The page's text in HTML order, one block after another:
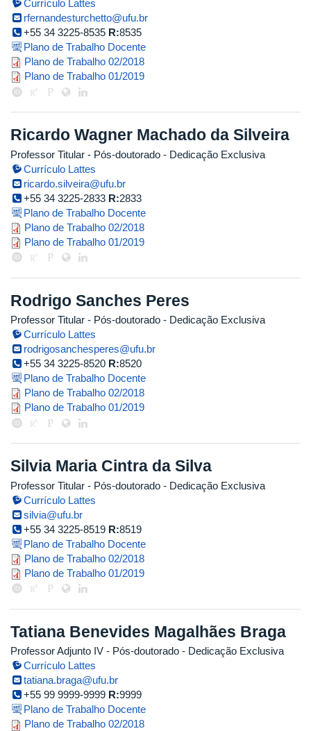
Currículo Lattes
rfernandesturchetto@ufu.br
+55 34 3225-8535 R:8535
Plano de Trabalho Docente
renata_ferrarez_2018_2.pdf
Plano de Trabalho 02/2018
renata_ferrarez_2019_1.pdf
Plano de Trabalho 01/2019
Ricardo Wagner Machado da Silveira
Professor Titular - Pós-doutorado - Dedicação Exclusiva
Currículo Lattes
ricardo.silveira@ufu.br
+55 34 3225-2833 R:2833
Plano de Trabalho Docente
ricardo_2018_2.pdf
Plano de Trabalho 02/2018
ricardo_2019_1.pdf
Plano de Trabalho 01/2019
Rodrigo Sanches Peres
Professor Titular - Pós-doutorado - Dedicação Exclusiva
Currículo Lattes
rodrigosanchesperes@ufu.br
+55 34 3225-8520 R:8520
Plano de Trabalho Docente
rodrigo_2018_2.pdf
Plano de Trabalho 02/2018
rodrigo_2019_1.pdf
Plano de Trabalho 01/2019
Silvia Maria Cintra da Silva
Professor Titular - Pós-doutorado - Dedicação Exclusiva
Currículo Lattes
silvia@ufu.br
+55 34 3225-8519 R:8519
Plano de Trabalho Docente
silvia_2018_2_2.pdf
Plano de Trabalho 02/2018
silvia_2019_1.pdf
Plano de Trabalho 01/2019
Tatiana Benevides Magalhães Braga
Professor Adjunto IV - Pós-doutorado - Dedicação Exclusiva
Currículo Lattes
tatiana.braga@ufu.br
+55 99 9999-9999 R:9999
Plano de Trabalho Docente
Plano de Trabalho 02/2018